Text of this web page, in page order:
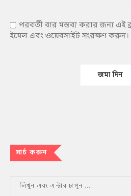
পরবর্তী বার মন্তব্য করার জন্য এই
ইমেল এবং ওয়েবসাইট সংরক্ষণ করুন।
সার্চ করুন